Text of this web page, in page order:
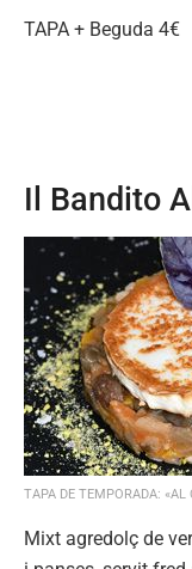
TAPA + Beguda 4€
Il Bandito
TAPA DE TEMPORADA: «AL
Mixt agredolç de